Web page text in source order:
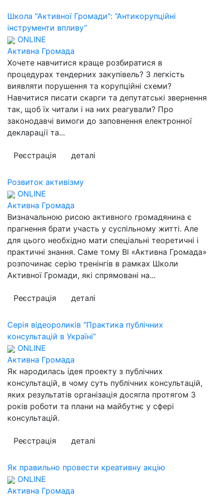
Школа "Активної Громади": “Антикорупційні
інструменти впливу”
ONLINE
Активна Громада
Хочете навчитися краще розбиратися в
процедурах тендерних закупівель? З легкість
виявляти порушення та корупційні схеми?
Навчитися писати скарги та депутатські звернення
так, щоб їх читали і на них реагували? Про
законодавчі вимоги до заповнення електронної
декларації та...
Реєстрація деталі
Розвиток активізму
ONLINE
Активна Громада
Визначальною рисою активного громадянина є
прагнення брати участь у суспільному житті. Але
для цього необхідно мати спеціальні теоретичні і
практичні знання. Саме тому ВІ «Активна Громада»
розпочинає серію тренінгів в рамках Школи
Активної Громади, які спрямовані на...
Реєстрація деталі
Серія відеороликів “Практика публічних
консультацій в Україні”
ONLINE
Активна Громада
Як народилась ідея проекту з публічних
консультацій, в чому суть публічних консультацій,
яких результатів організація досягла протягом 3
років роботи та плани на майбутнє у сфері
консультацій.
Реєстрація деталі
Як правильно провести креативну акцію
ONLINE
Активна Громада